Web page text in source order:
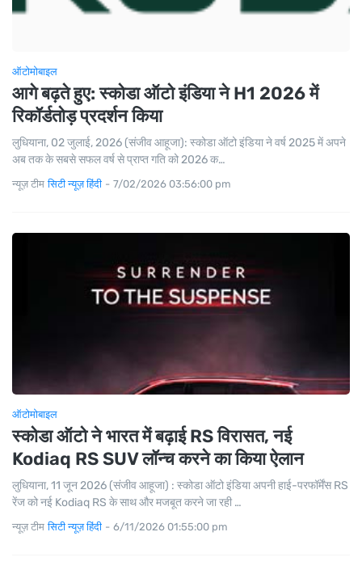
ऑटोमोबाइल
आगे बढ़ते हुए: स्कोडा ऑटो इंडिया ने H1 2026 में
रिकॉर्डतोड़ प्रदर्शन किया
लुधियाना, 02 जुलाई, 2026 (संजीव आहूजा): स्कोडा ऑटो इंडिया ने वर्ष 2025 में अपने
अब तक के सबसे सफल वर्ष से प्राप्त गति को 2026 क…
न्यूज़ टीम सिटी न्यूज़ हिंदी - 7/02/2026 03:56:00 pm
ऑटोमोबाइल
स्कोडा ऑटो ने भारत में बढ़ाई RS विरासत, नई
Kodiaq RS SUV लॉन्च करने का किया ऐलान
लुधियाना, 11 जून 2026 (संजीव आहूजा) : स्कोडा ऑटो इंडिया अपनी हाई-परफॉर्मेंस RS
रेंज को नई Kodiaq RS के साथ और मजबूत करने जा रही …
न्यूज़ टीम सिटी न्यूज़ हिंदी - 6/11/2026 01:55:00 pm